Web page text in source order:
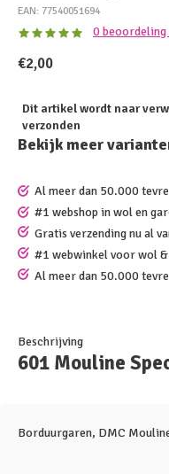
EAN: 77540051694
0 beoordeling
€2,00
Dit artikel wordt naar
verzonden
Bekijk meer
Al meer dan 50.000
#1 webshop in wol en
Gratis verzending nu al
#1 webwinkel voor wol
Al meer dan 50.000
Beschrijving
601 Mouline
Borduurgaren, DMC